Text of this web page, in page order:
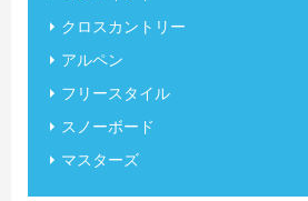
クロスカントリー
アルペン
フリースタイル
スノーボード
マスターズ